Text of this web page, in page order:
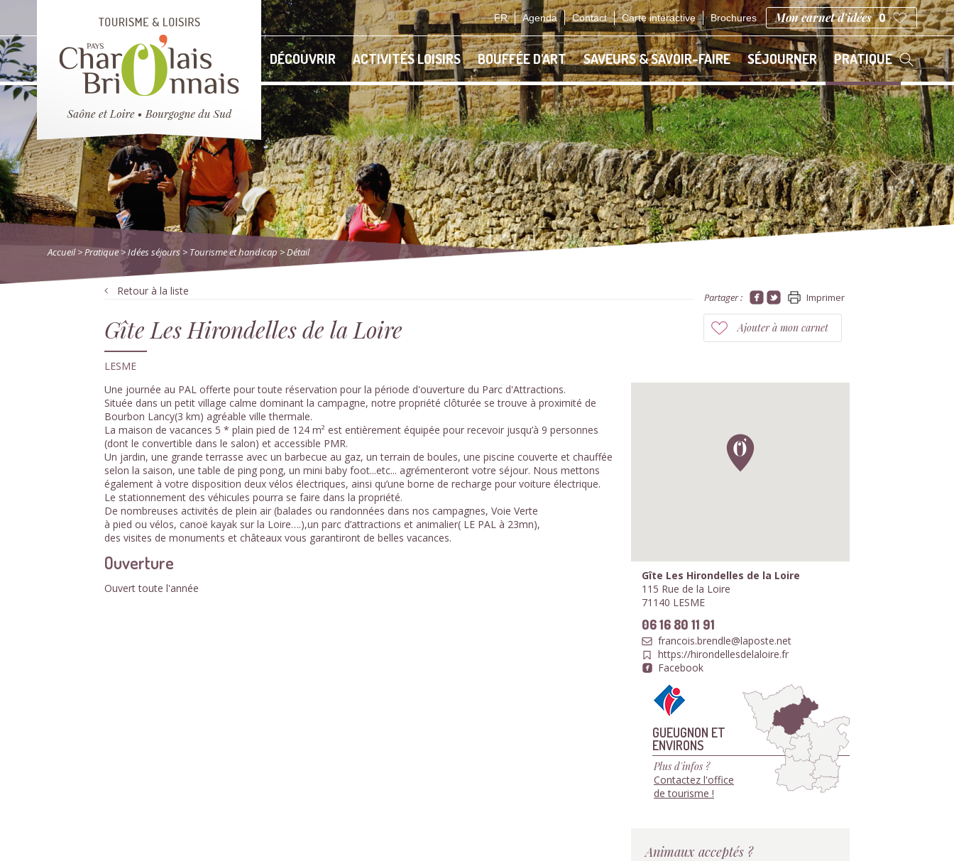
FR Agenda Contact Carte interactive Brochures Mon carnet d'idées 0
DÉCOUVRIR ACTIVITÉS LOISIRS BOUFFÉE D'ART SAVEURS & SAVOIR-FAIRE SÉJOURNER PRATIQUE
Accueil> Pratique>Idées séjours> Tourisme et handicap > Détail
Retour à la liste Partager : Imprimer
Gîte Les Hirondelles de la Loire
LESME
Ajouter à mon carnet
Une journée au PAL offerte pour toute réservation pour la période d'ouverture du Parc d'Attractions.
Située dans un petit village calme dominant la campagne, notre propriété clôturée se trouve à proximité de
Bourbon Lancy(3 km) agréable ville thermale.
La maison de vacances 5 * plain pied de 124 m² est entièrement équipée pour recevoir jusqu’à 9 personnes
(dont le convertible dans le salon) et accessible PMR.
Un jardin, une grande terrasse avec un barbecue au gaz, un terrain de boules, une piscine couverte et chauffée
selon la saison, une table de ping pong, un mini baby foot...etc... agrémenteront votre séjour. Nous mettons
également à votre disposition deux vélos électriques, ainsi qu’une borne de recharge pour voiture électrique.
Le stationnement des véhicules pourra se faire dans la propriété.
De nombreuses activités de plein air (balades ou randonnées dans nos campagnes, Voie Verte
à pied ou vélos, canoë kayak sur la Loire….),un parc d’attractions et animalier( LE PAL à 23mn),
des visites de monuments et châteaux vous garantiront de belles vacances.
Ouverture
Ouvert toute l'année
Gîte Les Hirondelles de la Loire
115 Rue de la Loire
71140 LESME
06 16 80 11 91
francois.brendle@laposte.net
https://hirondellesdelaloire.fr
Facebook
GUEUGNON ET
ENVIRONS
Plus d'infos ?
Contactez l'office
de tourisme !
Animaux acceptés ?